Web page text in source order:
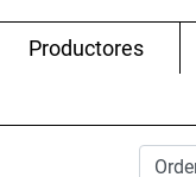
Productores